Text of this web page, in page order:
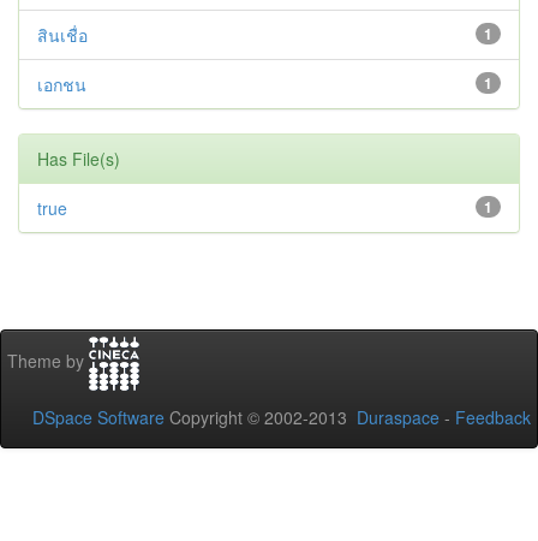
1
สินเชื่อ
1
เอกชน
Has File(s)
1
true
Theme by
DSpace Software Copyright © 2002-2013 Duraspace - Feedback